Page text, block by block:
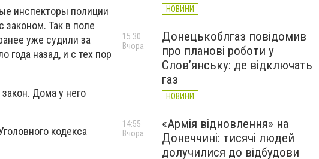
инспекторы полиции
законом. Так в поле
уже судили за
года назад, и с тех пор
Дома у него
кодекса
НОВИНИ
Донецькоблгаз повідомив
про планові роботи у
Слов’янську: де відключать
газ
НОВИНИ
15:30
Вчора
«Армія відновлення» на
Донеччині: тисячі людей
долучилися до відбудови
14:55
Вчора